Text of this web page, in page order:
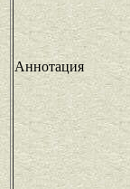
Аннотация